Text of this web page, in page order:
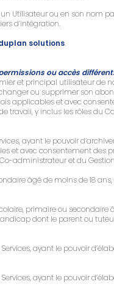
Utilisateur ou en son nom
d’intégration.
solutions.
ou accès
et principal utilisateur de
ou supprimer son
applicables et avec
travail, y inclus les rôles du
ayant le pouvoir
et avec consentement des
administrateur et du
âgé de moins de 18
primaire ou
dont le parent ou
ayant le pouvoir
ayant le pouvoir